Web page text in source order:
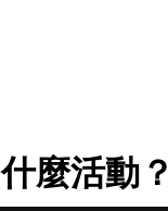
麼活動？